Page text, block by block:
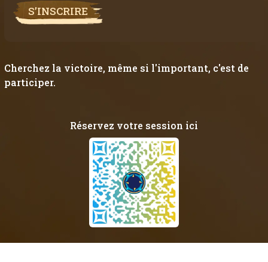
S’INSCRIRE
Cherchez la victoire, même si l'important, c'est de
participer.
Réservez votre session ici